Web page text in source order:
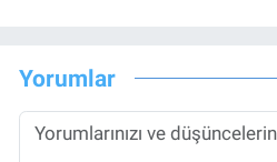
Yorumlar